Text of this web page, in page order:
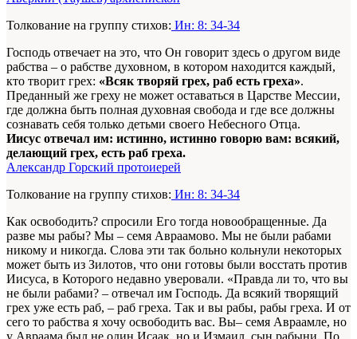
Толкование на группу стихов: Ин: 8: 34-34
Господь отвечает на это, что Он говорит здесь о другом виде
рабства – о рабстве духовном, в котором находится каждый,
кто творит грех: «Всяк творяй грех, раб есть греха».
Преданный же греху не может оставаться в Царстве Мессии,
где должна быть полная духовная свобода и где все должны
сознавать себя только детьми своего Небесного Отца.
Иисус отвечал им: истинно, истинно говорю вам: всякий,
делающий грех, есть раб греха.
Александр Горский протоиерей
Толкование на группу стихов: Ин: 8: 34-34
Как освободить? спросили Его тогда новообращенные. Да
разве мы рабы? Мы – семя Авраамово. Мы не были рабами
никому и никогда. Слова эти так больно кольнули некоторых
может быть из Зилотов, что они готовы были восстать против
Иисуса, в Которого недавно уверовали. «Правда ли то, что вы
не были рабами? – отвечал им Господь. Да всякий творящий
грех уже есть раб, – раб греха. Так и вы рабы, рабы греха. И от
сего то рабства я хочу освободить вас. Вы– семя Авраамле, но
у Авраама был не один Исаак, но и Измаил, сын рабыни. По